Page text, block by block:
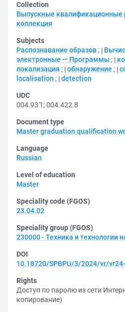
Collection
Выпускные квалификационные
коллекция
Subjects
Распознавание образов ;
электронные — Программы ;
локализация ; обнаружение ;
localisation ; detection
UDC
004.93'1 ;004.422.8
Document type
Master graduation qualification
Language
Russian
Level of education
Master
Speciality code (FGOS)
23.04.02
Speciality group (FGOS)
230000 - Техника и технологии
DOI
10.18720/SPBPU/3/2024/vr/
Rights
Доступ по паролю из сети
копирование)